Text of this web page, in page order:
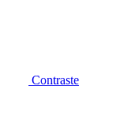
Contraste